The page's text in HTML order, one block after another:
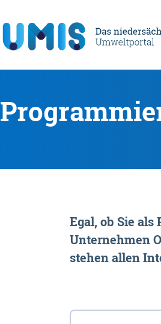
Egal, ob Sie
Unternehmen
stehen allen